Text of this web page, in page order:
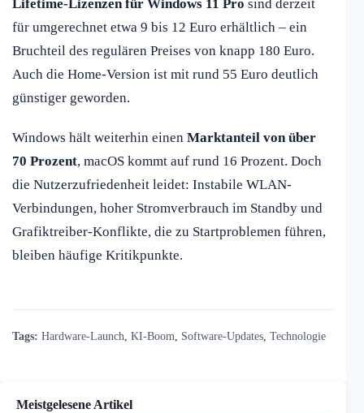
Lifetime-Lizenzen für Windows 11 Pro sind derzeit
für umgerechnet etwa 9 bis 12 Euro erhältlich – ein
Bruchteil des regulären Preises von knapp 180 Euro.
Auch die Home-Version ist mit rund 55 Euro deutlich
günstiger geworden.
Windows hält weiterhin einen Marktanteil von über
70 Prozent, macOS kommt auf rund 16 Prozent. Doch
die Nutzerzufriedenheit leidet: Instabile WLAN-
Verbindungen, hoher Stromverbrauch im Standby und
Grafiktreiber-Konflikte, die zu Startproblemen führen,
bleiben häufige Kritikpunkte.
Tags: Hardware-Launch KI-Boom Software-Updates Technologie
Meistgelesene Artikel